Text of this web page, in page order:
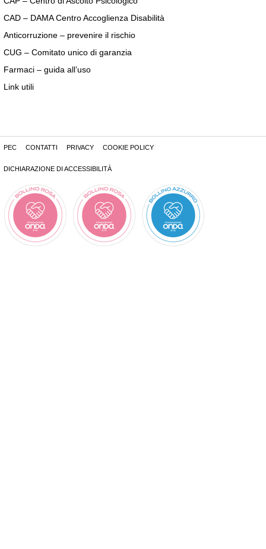
CAD – DAMA Centro Accoglienza Disabilità
Anticorruzione – prevenire il rischio
CUG – Comitato unico di garanzia
Farmaci – guida all’uso
Link utili
PEC CONTATTI PRIVACY COOKIE POLICY
DICHIARAZIONE DI ACCESSIBILITÀ